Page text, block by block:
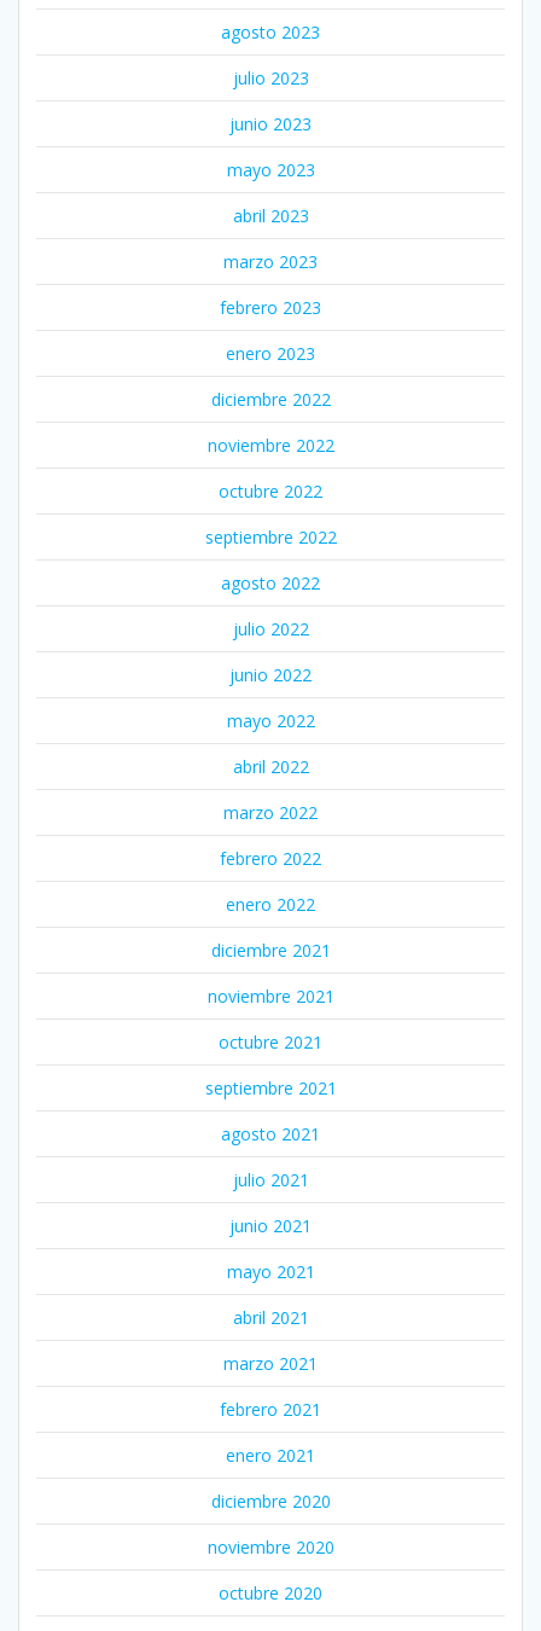
agosto 2023
julio 2023
junio 2023
mayo 2023
abril 2023
marzo 2023
febrero 2023
enero 2023
diciembre 2022
noviembre 2022
octubre 2022
septiembre 2022
agosto 2022
julio 2022
junio 2022
mayo 2022
abril 2022
marzo 2022
febrero 2022
enero 2022
diciembre 2021
noviembre 2021
octubre 2021
septiembre 2021
agosto 2021
julio 2021
junio 2021
mayo 2021
abril 2021
marzo 2021
febrero 2021
enero 2021
diciembre 2020
noviembre 2020
octubre 2020